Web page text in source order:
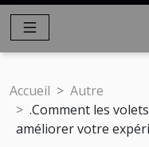
Accueil
Autre
.Comment les
améliorer votre